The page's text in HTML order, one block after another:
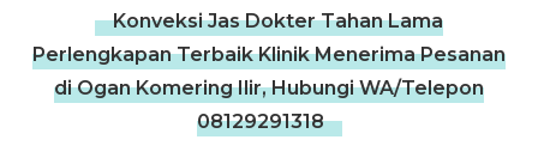
Konveksi Jas Dokter Tahan Lama
Perlengkapan Terbaik Klinik Menerima Pesanan
di Ogan Komering Ilir, Hubungi WA/Telepon
08129291318